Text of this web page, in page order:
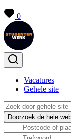
0
Vacatures
Gehele site